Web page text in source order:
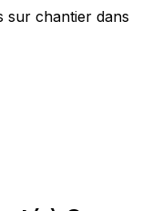
sur chantier dans